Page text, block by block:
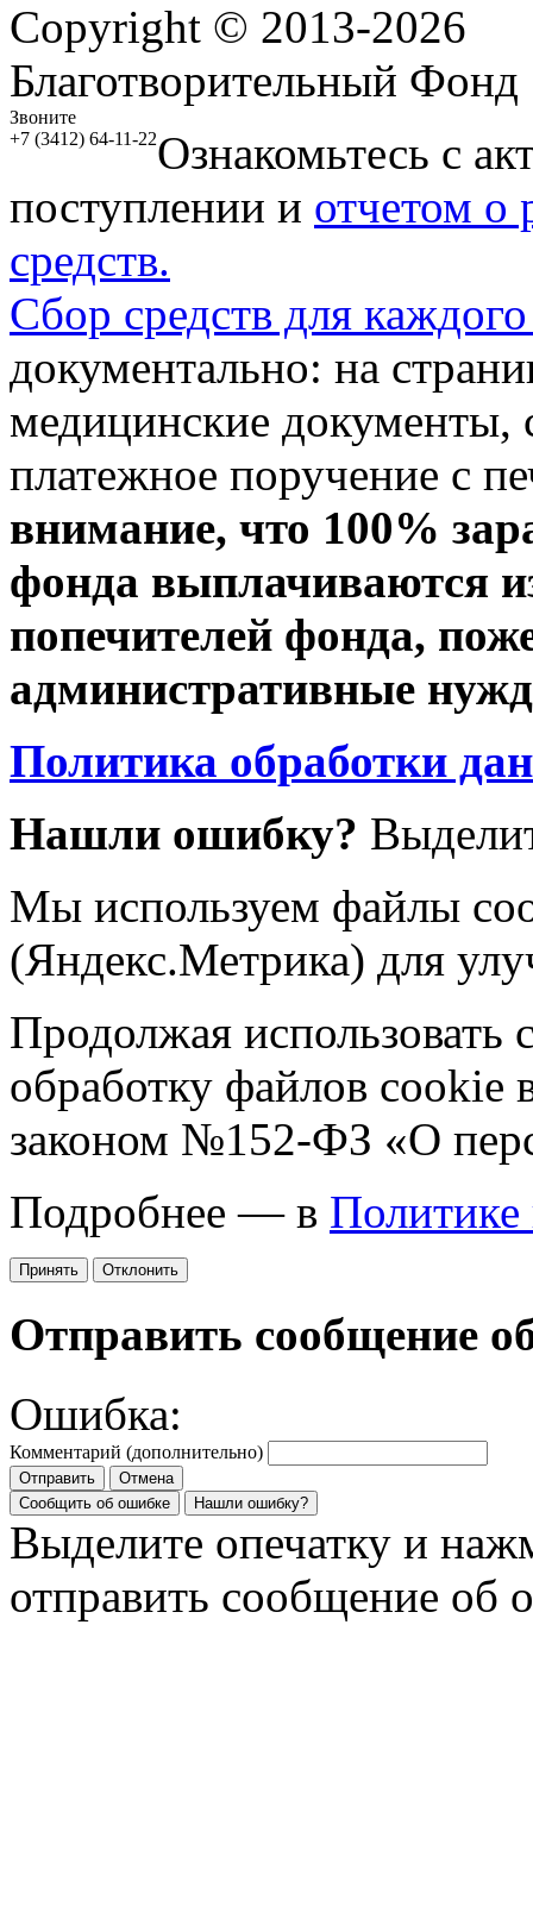
Copyright © 2013-2026
Благотворительный
Звоните
+7 (3412) 64-11-22Ознакомьтесь с
поступлении и отчетом о
средств.
Сбор средств для
документально: на
медицинские документы,
платежное поручение с
внимание, что 100%
фонда выплачиваются
попечителей фонда,
административные
Политика обработки
Нашли ошибку?
Мы используем файлы
(Яндекс.Метрика) для
Продолжая использовать
обработку файлов cookie
законом №152-ФЗ «О
Подробнее — в Политике
Принять Отклонить
Отправить сообщение
Ошибка:
Комментарий (дополнительно)
Отправить
Отмена
Сообщить об ошибке
Нашли ошибку?
Выделите опечатку и
отправить сообщение об